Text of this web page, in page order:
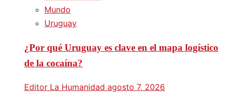
Mundo
Uruguay
¿Por qué Uruguay es clave en el mapa logístico
de la cocaína?
Editor La Humanidad agosto 7, 2026